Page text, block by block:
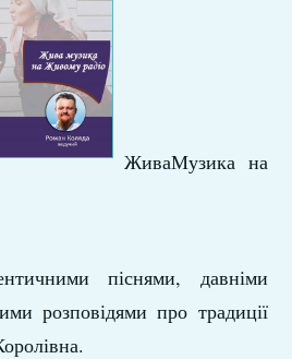
ЖиваМузика на
піснями, давніми
розповідями про традиції